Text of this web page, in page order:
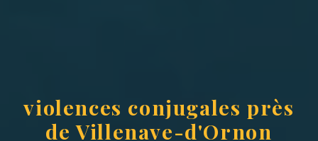
violences conjugales près
de Villenave-d'Ornon